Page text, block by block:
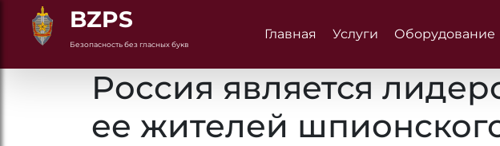
BZPS
Безопасность без гласных букв
Главная Услуги Оборудование
Россия является
ее жителей